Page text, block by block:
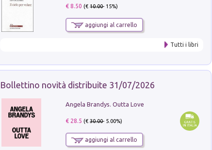
€ 8.50 (€10.00- 15%)
aggiungi al carrello
Tutti i libri
Bollettino novità distribuite 31/07/2026
Angela Brandys. Outta Love
€ 28.5 (€30.00- 5.00%)
aggiungi al carrello